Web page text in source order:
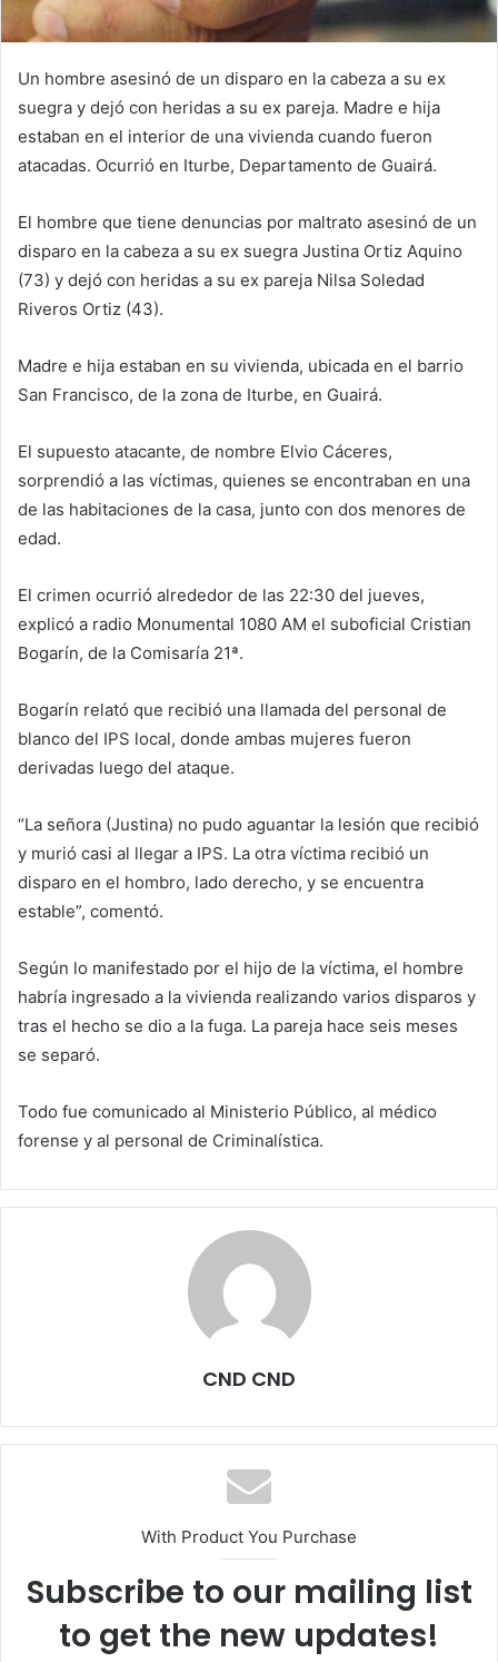
Un hombre asesinó de un disparo en la cabeza a su ex
suegra y dejó con heridas a su ex pareja. Madre e hija
estaban en el interior de una vivienda cuando fueron
atacadas. Ocurrió en Iturbe, Departamento de Guairá.
El hombre que tiene denuncias por maltrato asesinó de un
disparo en la cabeza a su ex suegra Justina Ortiz Aquino
(73) y dejó con heridas a su ex pareja Nilsa Soledad
Riveros Ortiz (43).
Madre e hija estaban en su vivienda, ubicada en el barrio
San Francisco, de la zona de Iturbe, en Guairá.
El supuesto atacante, de nombre Elvio Cáceres,
sorprendió a las víctimas, quienes se encontraban en una
de las habitaciones de la casa, junto con dos menores de
edad.
El crimen ocurrió alrededor de las 22:30 del jueves,
explicó a radio Monumental 1080 AM el suboficial Cristian
Bogarín, de la Comisaría 21ª.
Bogarín relató que recibió una llamada del personal de
blanco del IPS local, donde ambas mujeres fueron
derivadas luego del ataque.
“La señora (Justina) no pudo aguantar la lesión que recibió
y murió casi al llegar a IPS. La otra víctima recibió un
disparo en el hombro, lado derecho, y se encuentra
estable”, comentó.
Según lo manifestado por el hijo de la víctima, el hombre
habría ingresado a la vivienda realizando varios disparos y
tras el hecho se dio a la fuga. La pareja hace seis meses
se separó.
Todo fue comunicado al Ministerio Público, al médico
forense y al personal de Criminalística.
CND CND
With Product You Purchase
Subscribe to our mailing list
to get the new updates!